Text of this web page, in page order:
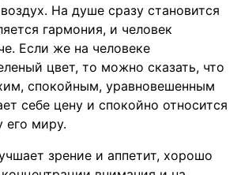
На душе сразу становится
гармония, и человек
Если же на человеке
цвет, то можно сказать, что
спокойным, уравновешенным
себе цену и спокойно относится
миру.
зрение и аппетит, хорошо